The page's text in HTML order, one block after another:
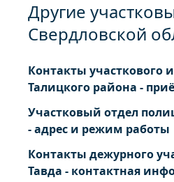
Другие
Свердловской
Контакты участкового
Талицкого района -
Участковый отдел
- адрес и режим работы
Контакты дежурного
Тавда - контактная